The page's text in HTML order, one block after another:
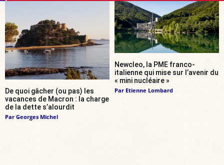
De quoi gâcher (ou pas) les
vacances de Macron : la charge
de la dette s’alourdit
Par Georges Michel
Newcleo, la PME franco-
italienne qui mise sur l’avenir du
« mini nucléaire »
Par Etienne Lombard